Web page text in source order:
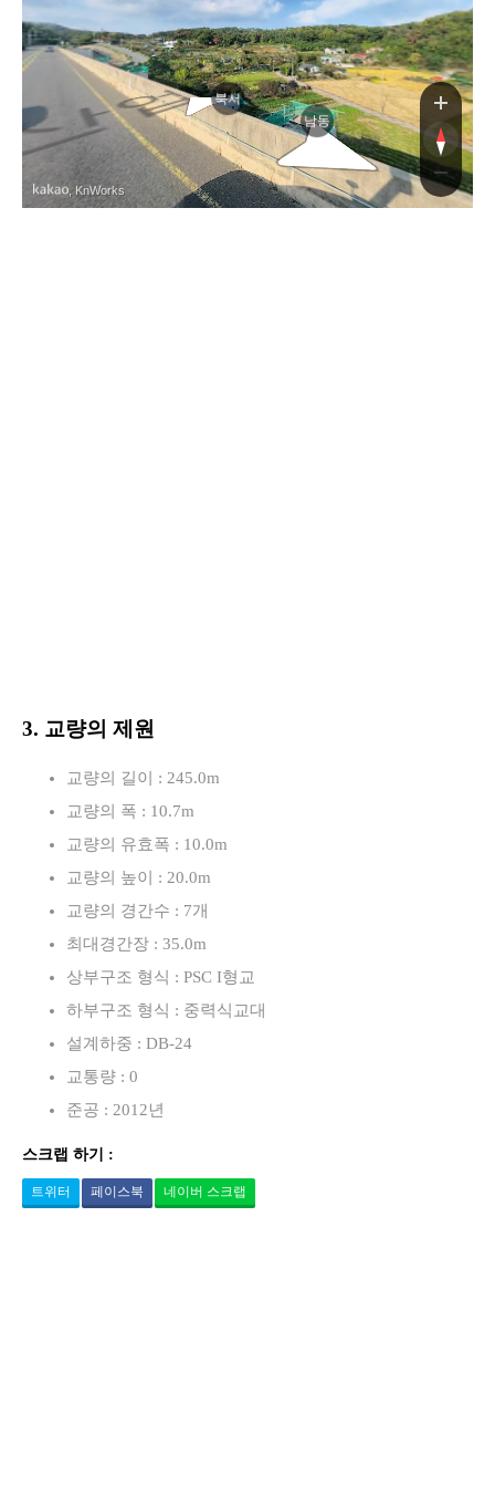
북서
남동
, KnWorks
3. 교량의 제원
교량의 길이 : 245.0m
교량의 폭 : 10.7m
교량의 유효폭 : 10.0m
교량의 높이 : 20.0m
교량의 경간수 : 7개
최대경간장 : 35.0m
상부구조 형식 : PSC I형교
하부구조 형식 : 중력식교대
설계하중 : DB-24
교통량 : 0
준공 : 2012년
스크랩 하기 :
트위터 페이스북 네이버 스크랩